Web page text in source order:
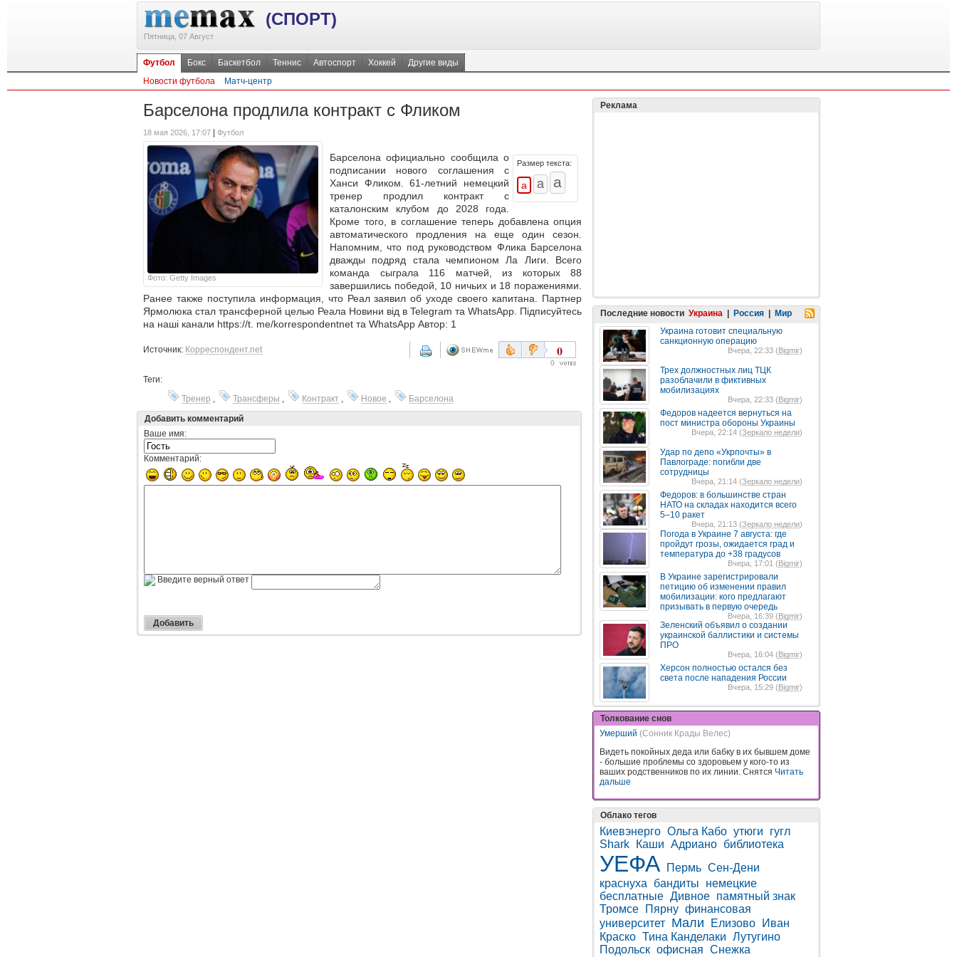
(СПОРТ)
Пятница, 07 Август
Футбол Бокс Баскетбол Теннис Автоспорт Хоккей
Другие виды
Новости футбола
Матч-центр
Барселона продлила контракт с Фликом
18 мая 2026, 17:07 Футбол
Фото: Getty Images
Размер текста:
Барселона официально сообщила о
подписании нового соглашения с
Ханси Фликом. 61-летний немецкий
тренер продлил контракт с
каталонским клубом до 2028 года.
Кроме того, в соглашение теперь добавлена опция
автоматического продления на еще один сезон.
Напомним, что под руководством Флика Барселона
дважды подряд стала чемпионом Ла Лиги. Всего
команда сыграла 116 матчей, из которых 88
завершились победой, 10 ничьих и 18 поражениями.
Ранее также поступила информация, что Реал заявил об уходе своего капитана. Партнер
Ярмолюка стал трансферной целью Реала Новини від в Telegram та WhatsApp. Підписуйтесь
на наші канали https://t. me/korrespondentnet та WhatsApp Автор: 1
Источник: Корреспондент.net 0
0
Теги:
Тренер
Трансферы Контракт Новое
Барселона
Добавить комментарий
Ваше имя:
Комментарий:
Введите верный ответ
Реклама
Последние новости Украина Россия
Мир
Украина готовит специальную
санкционную операцию
Вчера, 22:33 (Bigmir)
Трех должностных лиц ТЦК
разоблачили в фиктивных
мобилизациях
Вчера, 22:33 (Bigmir)
Федоров надеется вернуться на
пост министра обороны Украины
Вчера, 22:14 (Зеркало недели)
Удар по депо «Укрпочты» в
Павлограде: погибли две
сотрудницы
Вчера, 21:14 (Зеркало недели)
Федоров: в большинстве стран
НАТО на складах находится всего
5–10 ракет
Вчера, 21:13 (Зеркало недели)
Погода в Украине 7 августа: где
пройдут грозы, ожидается град и
температура до +38 градусов
Вчера, 17:01 (Bigmir)
В Украине зарегистрировали
петицию об изменении правил
мобилизации: кого предлагают
призывать в первую очередь
Вчера, 16:39 (Bigmir)
Зеленский объявил о создании
украинской баллистики и системы
ПРО
Вчера, 16:04 (Bigmir)
Херсон полностью остался без
света после нападения России
Вчера, 15:29 (Bigmir)
Толкование снов
Умерший (Сонник Крады Велес)
Видеть покойных деда или бабку в их бывшем доме
- большие проблемы со здоровьем у кого-то из
ваших родственников по их линии. Снятся Читать
дальше
Облако тегов
Киевэнерго Ольга Кабо утюги
гугл
Shark
Каши Адриано библиотека
УЕФА Пермь Сен-Дени
краснуха
бандиты
немецкие
бесплатные Дивное памятный знак
Тромсе
Пярну финансовая
университет Мали Елизово
Иван
Краско Тина Канделаки Лутугино
Подольск офисная Снежка